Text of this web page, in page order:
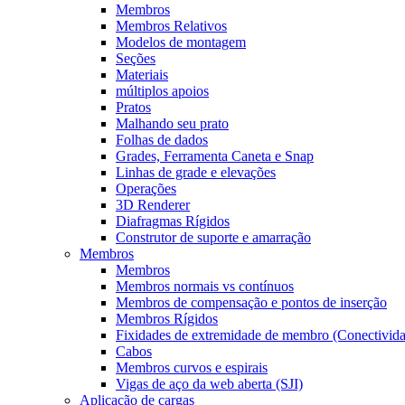
Membros
Membros Relativos
Modelos de montagem
Seções
Materiais
múltiplos apoios
Pratos
Malhando seu prato
Folhas de dados
Grades, Ferramenta Caneta e Snap
Linhas de grade e elevações
Operações
3D Renderer
Diafragmas Rígidos
Construtor de suporte e amarração
Membros
Membros
Membros normais vs contínuos
Membros de compensação e pontos de inserção
Membros Rígidos
Fixidades de extremidade de membro
Cabos
Membros curvos e espirais
Vigas de aço da web aberta (SJI)
Aplicação de cargas